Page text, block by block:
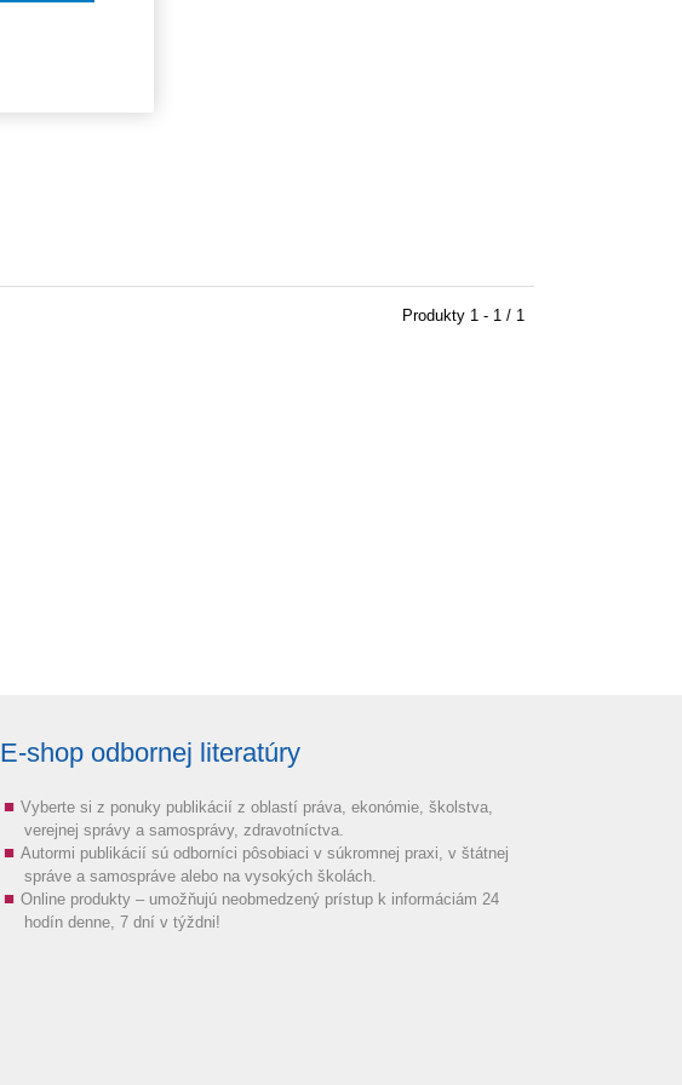
Produkty 1 - 1 / 1
E-shop odbornej literatúry
Vyberte si z ponuky publikácií z oblastí práva, ekonómie, školstva,
verejnej správy a samosprávy, zdravotníctva.
Autormi publikácií sú odborníci pôsobiaci v súkromnej praxi, v štátnej
správe a samospráve alebo na vysokých školách.
Online produkty – umožňujú neobmedzený prístup k informáciám 24
hodín denne, 7 dní v týždni!